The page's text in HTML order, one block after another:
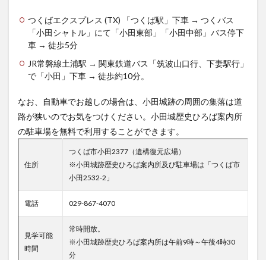
つくばエクスプレス (TX) 「つくば駅」下車 → つくバス
「小田シャトル」にて「小田東部」「小田中部」バス停下
車 → 徒歩5分
JR常磐線土浦駅 → 関東鉄道バス「筑波山口行、下妻駅行」
で「小田」下車 → 徒歩約10分。
なお、自動車でお越しの場合は、小田城跡の周囲の集落は道
路が狭いのでお気をつけください。小田城歴史ひろば案内所
の駐車場を無料で利用することができます。
住所
つくば市小田2377（遺構復元広場）
※小田城跡歴史ひろば案内所及び駐車場は「つくば市
小田2532-2」
電話 029-867-4070
見学可能
時間
常時開放。
※小田城跡歴史ひろば案内所は午前9時～午後4時30
分